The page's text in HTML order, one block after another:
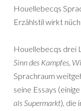
Houellebecqs
Erzählstil wirkt
Houellebecqs drei
Sinn des Kampfes,
Sprachraum
seine Essays
als Supermarkt), die